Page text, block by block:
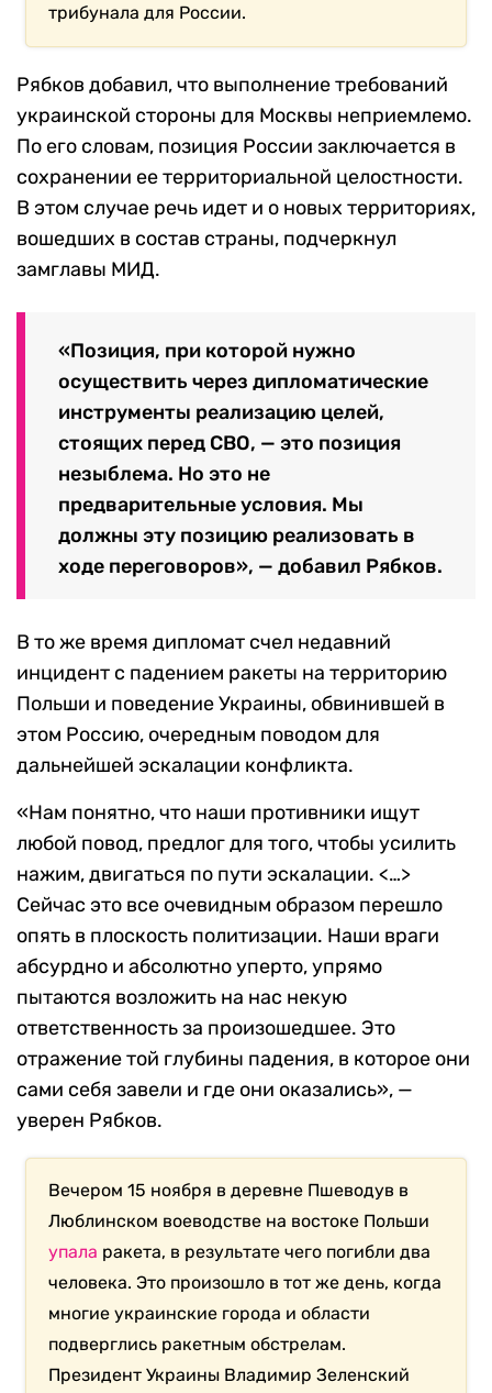
трибунала для России.
Рябков добавил, что выполнение требований
украинской стороны для Москвы неприемлемо.
По его словам, позиция России заключается в
сохранении ее территориальной целостности.
В этом случае речь идет и о новых территориях,
вошедших в состав страны, подчеркнул
замглавы МИД.
«Позиция, при которой нужно
осуществить через дипломатические
инструменты реализацию целей,
стоящих перед СВО, — это позиция
незыблема. Но это не
предварительные условия. Мы
должны эту позицию реализовать в
ходе переговоров», — добавил Рябков.
В то же время дипломат счел недавний
инцидент с падением ракеты на территорию
Польши и поведение Украины, обвинившей в
этом Россию, очередным поводом для
дальнейшей эскалации конфликта.
«Нам понятно, что наши противники ищут
любой повод, предлог для того, чтобы усилить
нажим, двигаться по пути эскалации. <…>
Сейчас это все очевидным образом перешло
опять в плоскость политизации. Наши враги
абсурдно и абсолютно уперто, упрямо
пытаются возложить на нас некую
ответственность за произошедшее. Это
отражение той глубины падения, в которое они
сами себя завели и где они оказались», —
уверен Рябков.
Вечером 15 ноября в деревне Пшеводув в
Люблинском воеводстве на востоке Польши
упала ракета, в результате чего погибли два
человека. Это произошло в тот же день, когда
многие украинские города и области
подверглись ракетным обстрелам.
Президент Украины Владимир Зеленский